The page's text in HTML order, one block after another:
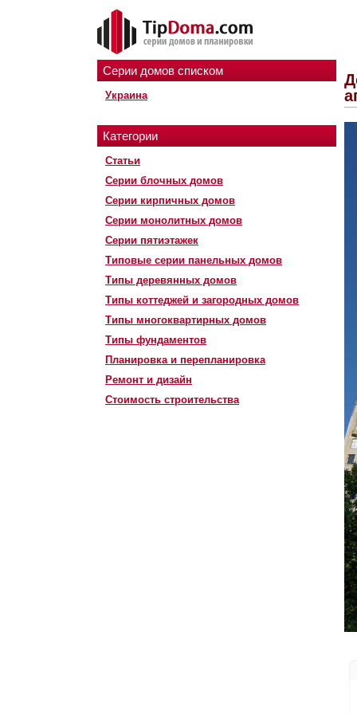
Серии домов списком
Украина
Категории
Статьи
Серии блочных домов
Серии кирпичных домов
Серии монолитных домов
Серии пятиэтажек
Типовые серии панельных домов
Типы деревянных домов
Типы коттеджей и загородных домов
Типы многоквартирных домов
Типы фундаментов
Планировка и перепланировка
Ремонт и дизайн
Стоимость строительства